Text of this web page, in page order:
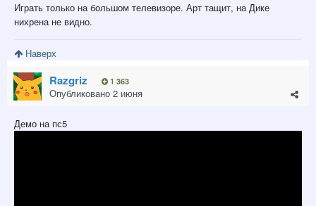
Играть только на большом телевизоре. Арт тащит, на Дике
нихрена не видно.
Наверх
Razgriz 1 363
Опубликовано 2 июня
Демо на пс5